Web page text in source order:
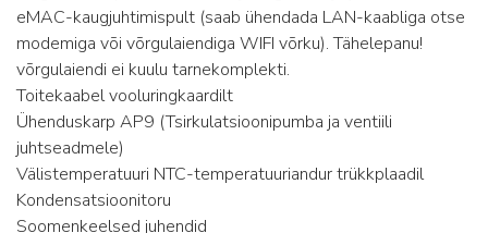
eMAC-kaugjuhtimispult (saab ühendada LAN-kaabliga otse
modemiga või võrgulaiendiga WIFI võrku). Tähelepanu!
võrgulaiendi ei kuulu tarnekomplekti.
Toitekaabel vooluringkaardilt
Ühenduskarp AP9 (Tsirkulatsioonipumba ja ventiili
juhtseadmele)
Välistemperatuuri NTC-temperatuuriandur trükkplaadil
Kondensatsioonitoru
Soomenkeelsed juhendid